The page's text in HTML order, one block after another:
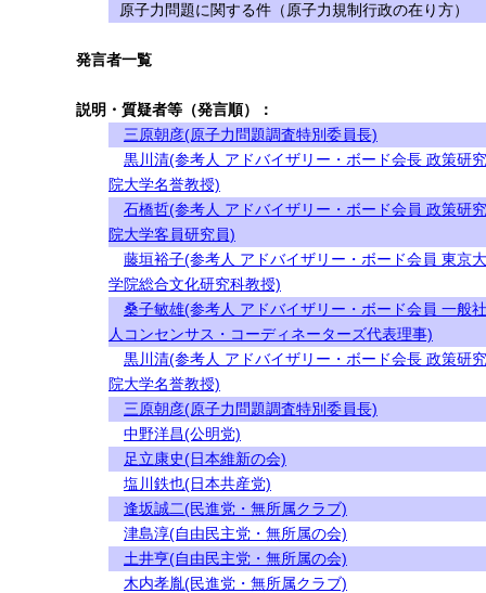
原子力問題に関する件（原子力規制行政の在り方）
発言者一覧
説明・質疑者等（発言順）：
三原朝彦(原子力問題調査特別委員長)
黒川清(参考人 アドバイザリー・ボード会長 政策研
院大学名誉教授)
石橋哲(参考人 アドバイザリー・ボード会員 政策研
院大学客員研究員)
藤垣裕子(参考人 アドバイザリー・ボード会員 東京
学院総合文化研究科教授)
桑子敏雄(参考人 アドバイザリー・ボード会員 一般
人コンセンサス・コーディネーターズ代表理事)
黒川清(参考人 アドバイザリー・ボード会長 政策研
院大学名誉教授)
三原朝彦(原子力問題調査特別委員長)
中野洋昌(公明党)
足立康史(日本維新の会)
塩川鉄也(日本共産党)
逢坂誠二(民進党・無所属クラブ)
津島淳(自由民主党・無所属の会)
土井亨(自由民主党・無所属の会)
木内孝胤(民進党・無所属クラブ)